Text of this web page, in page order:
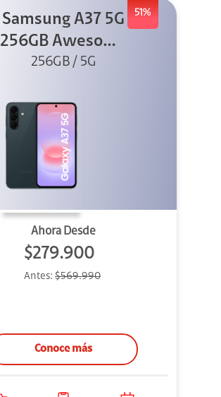
51%
Samsung A37 5G
256GB Awesome
Graygreen
256GB / 5G
Ahora Desde
$279.900
Antes: $569.990
Conoce más